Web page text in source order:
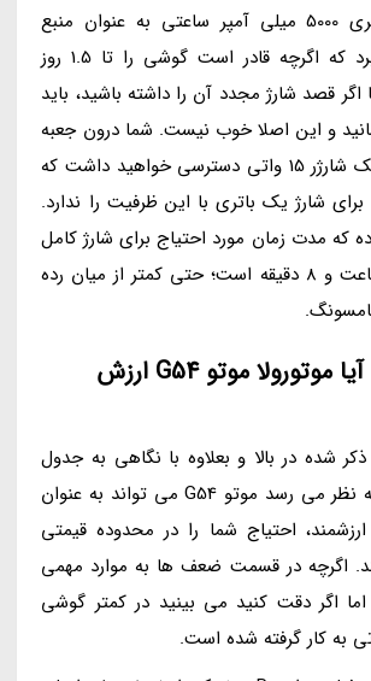
موتو G54 از باتری 5000 میلی آمپر ساعتی به عنوان منبع
تغذیه بهره می برد که اگرچه قادر است گوشی را تا 1.5 روز
اگر قصد شارژ مجدد آن را داشته باشید، باید
و این اصلا خوب نیست. شما درون جعبه
این محصول به یک شارژر 15 واتی دسترسی خواهید داشت که
شارژ یک باتری با این ظرفیت را ندارد.
که مدت زمان مورد احتیاج برای شارژ کامل
این محصول 2 ساعت و 8 دقیقه است؛ حتی کمتر از میان رده
سخن پایانی؛ آیا موتورولا موتو G54 ارزش
شده در بالا و بعلاوه با نگاهی به جدول
مشخصات فنی، به نظر می رسد موتو G54 می تواند به عنوان
احتیاج شما را در محدوده قیمتی
اگرچه در قسمت ضعف ها به موارد مهمی
اگر دقت کنید می بینید در کمتر گوشی
به کار گرفته شده است.